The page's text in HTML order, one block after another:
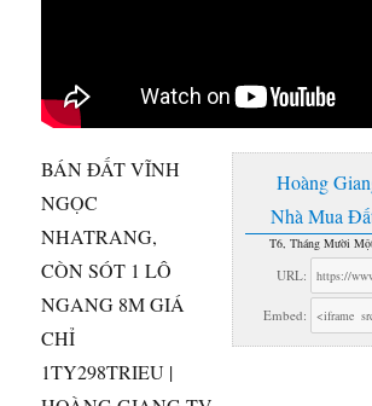
Hoàng
Nhà Mua
T6, Tháng Mười
URL:
Embed:
BÁN ĐẤT VĨNH
NGỌC
NHATRANG,
CÒN SÓT 1 LÔ
NGANG 8M GIÁ
CHỈ
1TY298TRIEU |